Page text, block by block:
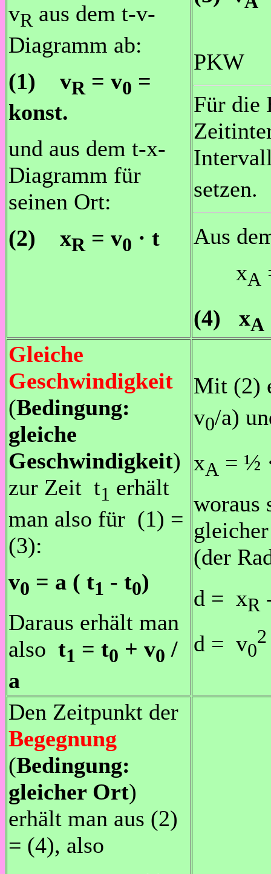
vR aus dem t-v-
Diagramm ab:
(1) vR = v0 =
konst.
und aus dem t-x-
Diagramm für
seinen Ort:
(2) xR = v0 · t
Für die
setzen.
Aus
xA
(4) xA
Gleiche
Geschwindigkeit
(Bedingung:
gleiche
Geschwindigkeit)
zur Zeit t1 erhält
man also für (1) =
(3):
v0 = a ( t1 - t0)
Daraus erhält man
also t1 = t0 + v0 /
a
Mit (2)
v0/a)
xA = ½
woraus
(der
d = xR
d = v0
2
Den Zeitpunkt der
Begegnung
(Bedingung:
gleicher Ort)
erhält man aus (2)
= (4), also